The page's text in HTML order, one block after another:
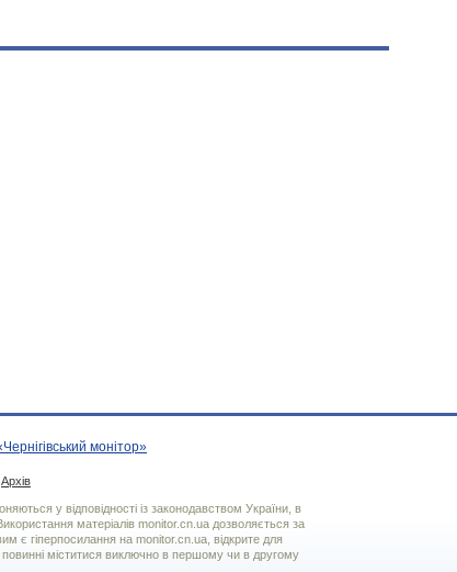
монітор»
Архів
у відповідності із законодавством України, в
матерiалiв monitor.cn.ua дозволяється за
є гiперпосилання на monitor.cn.ua, відкрите для
міститися виключно в першому чи в другому